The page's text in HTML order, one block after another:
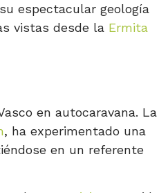
espectacular geología
vistas desde la Ermita
en autocaravana. La
, ha experimentado una
en un referente